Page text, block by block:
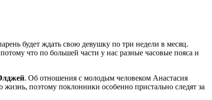
будет ждать свою девушку по три недели в месяц.
что по большей части у нас разные часовые пояса и
. Об отношения с молодым человеком Анастасия
поэтому поклонники особенно пристально следят за